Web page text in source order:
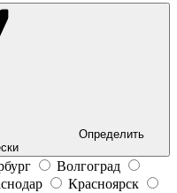
Определить
Волгоград
Красноярск